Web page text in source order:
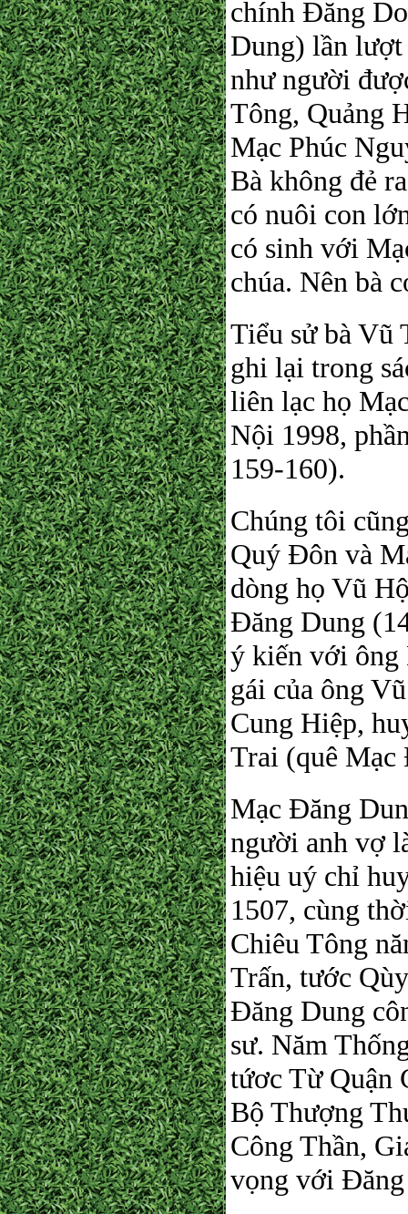
chính Đăng
Dung) lần lượt
như người
Tông, Quảng
Mạc Phúc
Bà không đẻ
có nuôi con
có sinh với
chúa. Nên bà
Tiểu sử bà Vũ
ghi lại trong
liên lạc họ
Nội 1998,
159-160).
Chúng tôi
Quý Đôn và
dòng họ Vũ
Đăng Dung
ý kiến với ông
gái của ông
Cung Hiệp,
Trai (quê Mạc
Mạc Đăng
người anh vợ
hiệu uý chỉ
1507, cùng
Chiêu Tông
Trấn, tước
Đăng Dung
sư. Năm
tứơc Từ Quận
Bộ Thượng
Công Thần,
vọng với